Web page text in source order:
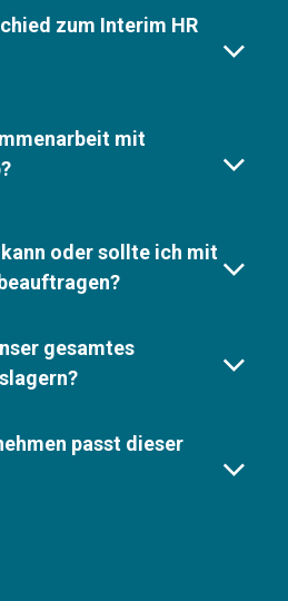
zum Interim HR
mit
oder sollte ich mit
gesamtes
passt dieser